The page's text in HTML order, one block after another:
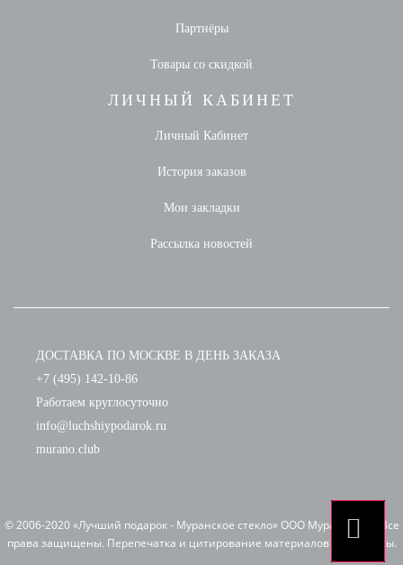
Партнёры
Товары со скидкой
ЛИЧНЫЙ КАБИНЕТ
Личный Кабинет
История заказов
Мои закладки
Рассылка новостей
ДОСТАВКА ПО МОСКВЕ В ДЕНЬ ЗАКАЗА
+7 (495) 142-10-86
Работаем круглосуточно
info@luchshiypodarok.ru
murano.club
© 2006-2020 «Лучший подарок - Муранское стекло» ООО Мурано клуб. Все
права защищены. Перепечатка и цитирование материалов запрещены.